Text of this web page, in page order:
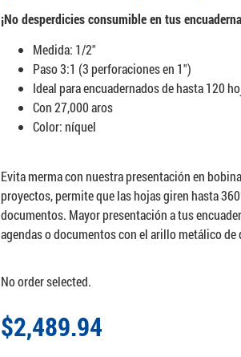
¡No desperdicies consumible en tus
Medida: 1/2″
Paso 3:1 (3 perforaciones en 1″)
Ideal para encuadernados de hasta 120
Con 27,000 aros
Color: níquel
Evita merma con nuestra presentación en
proyectos, permite que las hojas giren hasta
documentos. Mayor presentación a tus
agendas o documentos con el arillo metálico de
No order selected.
$2,489.94